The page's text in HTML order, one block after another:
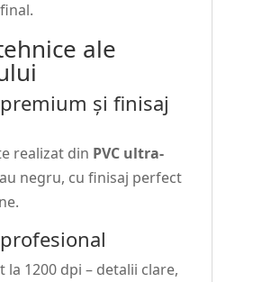
ale
și finisaj
realizat din PVC ultra-
negru, cu finisaj perfect
la 1200 dpi – detalii clare,